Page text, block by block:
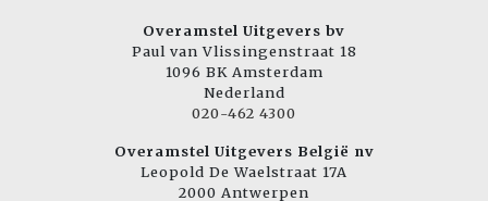
Overamstel Uitgevers bv
Paul van Vlissingenstraat 18
1096 BK Amsterdam
Nederland
020-462 4300
Overamstel Uitgevers België nv
Leopold De Waelstraat 17A
2000 Antwerpen